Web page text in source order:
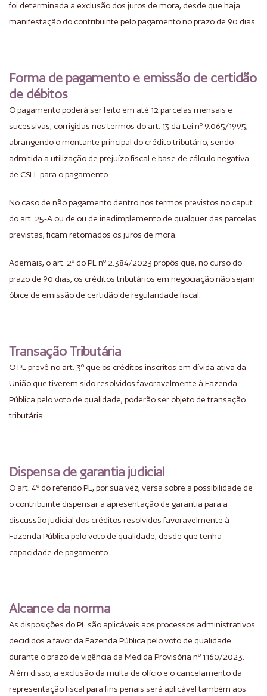
foi determinada a exclusão dos juros de mora, desde que haja
manifestação do contribuinte pelo pagamento no prazo de 90 dias.
Forma de pagamento e emissão de certidão
de débitos
O pagamento poderá ser feito em até 12 parcelas mensais e
sucessivas, corrigidas nos termos do art. 13 da Lei nº 9.065/1995,
abrangendo o montante principal do crédito tributário, sendo
admitida a utilização de prejuízo fiscal e base de cálculo negativa
de CSLL para o pagamento.
No caso de não pagamento dentro nos termos previstos no caput
do art. 25-A ou de ou de inadimplemento de qualquer das parcelas
previstas, ficam retomados os juros de mora.
Ademais, o art. 2º do PL nº 2.384/2023 propôs que, no curso do
prazo de 90 dias, os créditos tributários em negociação não sejam
óbice de emissão de certidão de regularidade fiscal.
Transação Tributária
O PL prevê no art. 3º que os créditos inscritos em dívida ativa da
União que tiverem sido resolvidos favoravelmente à Fazenda
Pública pelo voto de qualidade, poderão ser objeto de transação
tributária.
Dispensa de garantia judicial
O art. 4º do referido PL, por sua vez, versa sobre a possibilidade de
o contribuinte dispensar a apresentação de garantia para a
discussão judicial dos créditos resolvidos favoravelmente à
Fazenda Pública pelo voto de qualidade, desde que tenha
capacidade de pagamento.
Alcance da norma
As disposições do PL são aplicáveis aos processos administrativos
decididos a favor da Fazenda Pública pelo voto de qualidade
durante o prazo de vigência da Medida Provisória nº 1.160/2023.
Além disso, a exclusão da multa de ofício e o cancelamento da
representação fiscal para fins penais será aplicável também aos